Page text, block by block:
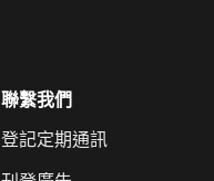
聯繫我們
登記定期通訊